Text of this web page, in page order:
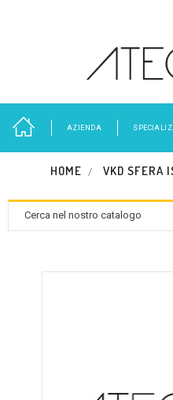
AZIENDA
HOME VKD SFERA